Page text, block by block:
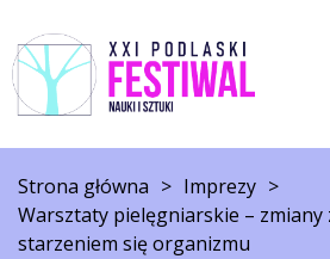
Strona główna > Imprezy >
Warsztaty pielęgniarskie – zmiany
starzeniem się organizmu